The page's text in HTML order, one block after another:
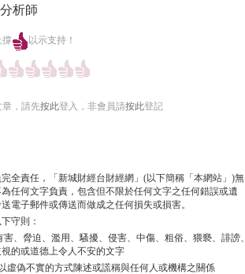
析師
撐 以示支持！
章，請先按此登入，非會員請按此登記
全責任，「新城財經台財經網」(以下簡稱「本網站」)無
任何文字負責，包含但不限於任何文字之任何錯誤或遺
電子郵件或傳送而做成之任何損失或損害。
守則：
、脅迫、濫用、騷擾、侵害、中傷、粗俗、猥褻、誹謗、
的或道德上令人不安的文字
虛偽不實的方式陳述或謊稱與任何人或機構之關係